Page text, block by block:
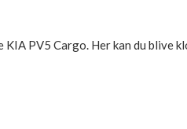
PV5 Cargo. Her kan du blive